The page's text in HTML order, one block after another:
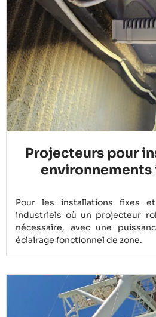
Projecteurs pour
Pour les installations fixes
industriels où un projecteur
nécessaire, avec une
éclairage fonctionnel de zone.